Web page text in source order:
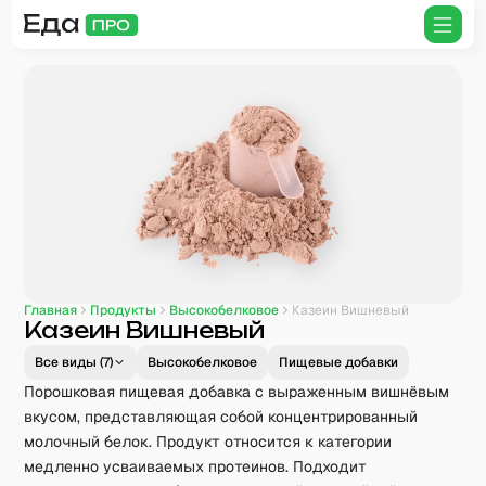
Главная Продукты Высокобелковое Казеин Вишневый
Казеин Вишневый
Все виды (7) Высокобелковое Пищевые добавки
Порошковая пищевая добавка с выраженным вишнёвым
вкусом, представляющая собой концентрированный
молочный белок. Продукт относится к категории
медленно усваиваемых протеинов. Подходит